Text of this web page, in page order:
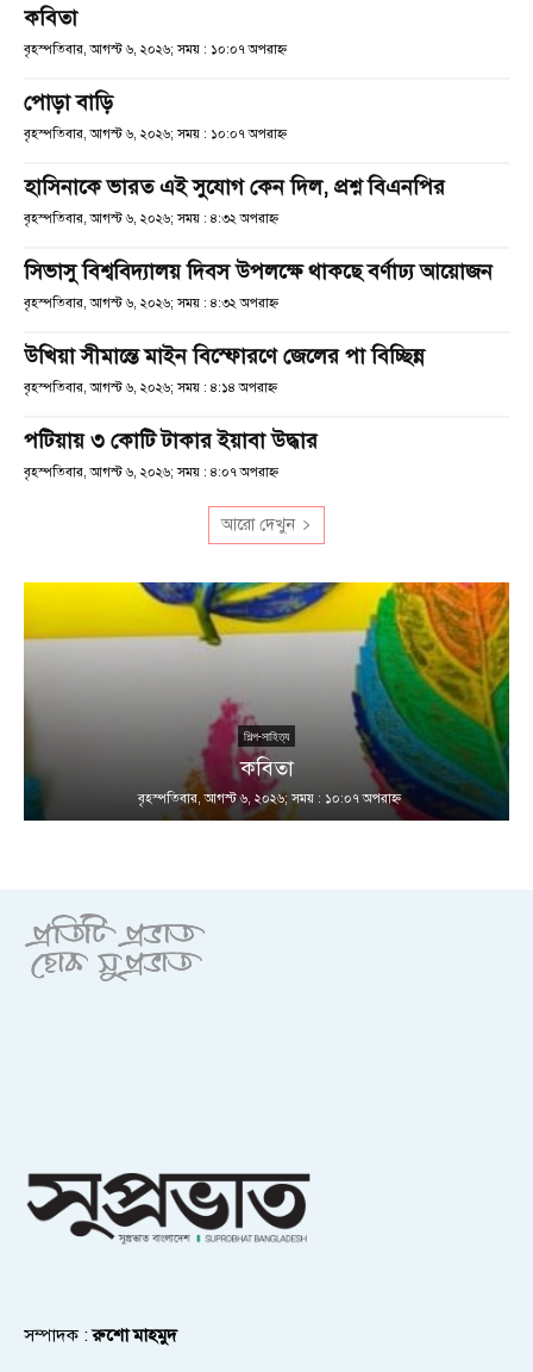
কবিতা
বৃহস্পতিবার, আগস্ট ৬, ২০২৬; সময় : ১০:০৭ অপরাহ্ণ
পোড়া বাড়ি
বৃহস্পতিবার, আগস্ট ৬, ২০২৬; সময় : ১০:০৭ অপরাহ্ণ
হাসিনাকে ভারত এই সুযোগ কেন দিল, প্রশ্ন বিএনপির
বৃহস্পতিবার, আগস্ট ৬, ২০২৬; সময় : ৪:৩২ অপরাহ্ণ
সিভাসু বিশ্ববিদ্যালয় দিবস উপলক্ষে থাকছে বর্ণাঢ্য আয়োজন
বৃহস্পতিবার, আগস্ট ৬, ২০২৬; সময় : ৪:৩২ অপরাহ্ণ
উখিয়া সীমান্তে মাইন বিস্ফোরণে জেলের পা বিচ্ছিন্ন
বৃহস্পতিবার, আগস্ট ৬, ২০২৬; সময় : ৪:১৪ অপরাহ্ণ
পটিয়ায় ৩ কোটি টাকার ইয়াবা উদ্ধার
বৃহস্পতিবার, আগস্ট ৬, ২০২৬; সময় : ৪:০৭ অপরাহ্ণ
আরো দেখুন
শিল্প-সাহিত্য
কবিতা
বৃহস্পতিবার, আগস্ট ৬, ২০২৬; সময় : ১০:০৭ অপরাহ্ণ
সম্পাদক :রুশো মাহমুদ